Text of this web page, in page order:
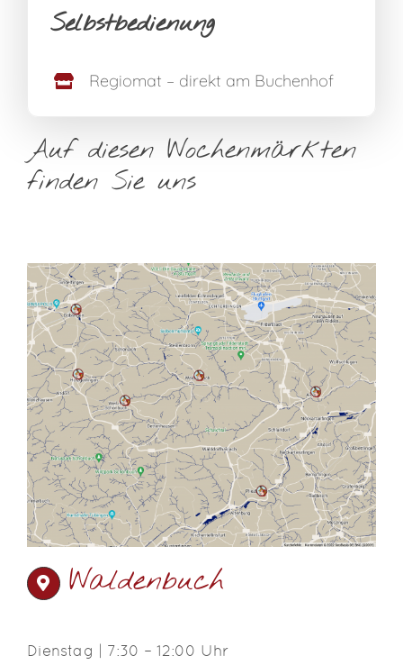
Selbstbedienung
Regiomat – direkt am Buchenhof
Auf diesen Wochenmärkten
finden Sie uns
Waldenbuch
Dienstag | 7:30 – 12:00 Uhr